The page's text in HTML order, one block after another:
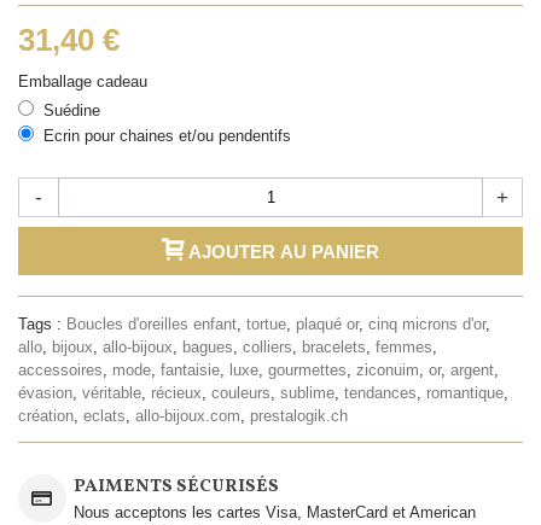
31,40 €
Emballage cadeau
Suédine
Ecrin pour chaines et/ou pendentifs
- +
AJOUTER AU PANIER
Tags : Boucles d'oreilles enfant, tortue, plaqué or, cinq microns d'or,
allo, bijoux, allo-bijoux, bagues, colliers, bracelets, femmes,
accessoires, mode, fantaisie, luxe, gourmettes, ziconuim, or, argent,
évasion, véritable, récieux, couleurs, sublime, tendances, romantique,
création, eclats, allo-bijoux.com, prestalogik.ch
PAIMENTS SÉCURISÉS
Nous acceptons les cartes Visa, MasterCard et American